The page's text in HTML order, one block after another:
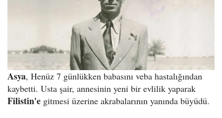
Asya, Henüz 7 günlükken babasını veba hastalığından
kaybetti. Usta şair, annesinin yeni bir evlilik yaparak
Filistin'e gitmesi üzerine akrabalarının yanında büyüdü.